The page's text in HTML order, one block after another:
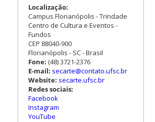
Localização:
Campus Florianópolis - Trindade
Centro de Cultura e Eventos -
Fundos
CEP 88040-900
Florianópolis - SC - Brasil
Fone: (48) 3721-2376
E-mail: secarte@contato.ufsc.br
Website: secarte.ufsc.br
Redes sociais:
Facebook
Instagram
YouTube